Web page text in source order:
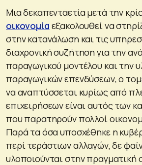
Μια δεκαπενταετία μετά την
οικονομία εξακολουθεί να
στην κατανάλωση και τις
διαχρονική συζήτηση για την
παραγωγικού μοντέλου και την
παραγωγικών επενδύσεων, ο
να αναπτύσσεται κυρίως από
επιχειρήσεων είναι αυτός των
που παρατηρούν πολλοί
Παρά τα όσα υποσχέθηκε η
περί τεράστιων αλλαγών, δε
υλοποιούνται στην πραγματική